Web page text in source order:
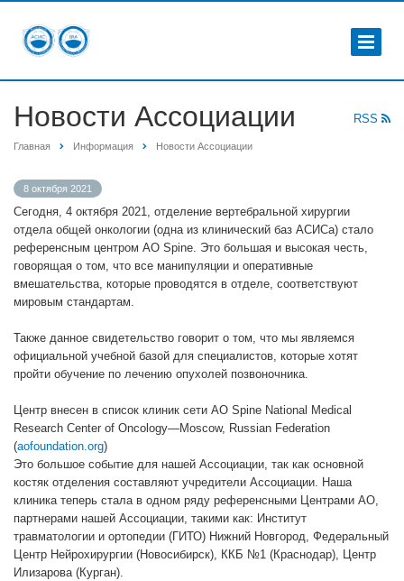
RSS
Новости Ассоциации
Главная Информация Новости Ассоциации
8 октября 2021
Сегодня, 4 октября 2021, отделение вертебральной хирургии
отдела общей онкологии (одна из клинический баз АСИСа) стало
референсным центром AO Spine. Это большая и высокая честь,
говорящая о том, что все манипуляции и оперативные
вмешательства, которые проводятся в отделе, соответствуют
мировым стандартам.
Также данное свидетельство говорит о том, что мы являемся
официальной учебной базой для специалистов, которые хотят
пройти обучение по лечению опухолей позвоночника.
Центр внесен в список клиник сети AO Spine National Medical
Research Center of Oncology—Moscow, Russian Federation
(aofoundation.org)
Это большое событие для нашей Ассоциации, так как основной
костяк отделения составляют учредители Ассоциации. Наша
клиника теперь стала в одном ряду референсными Центрами АО,
партнерами нашей Ассоциации, такими как: Институт
травматологии и ортопедии (ГИТО) Нижний Новгород, Федеральный
Центр Нейрохирургии (Новосибирск), ККБ №1 (Краснодар), Центр
Илизарова (Курган).